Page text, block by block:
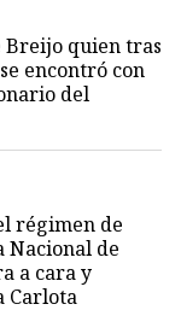
Breijo quien tras
encontró con
del
régimen de
Nacional de
a cara y
Carlota